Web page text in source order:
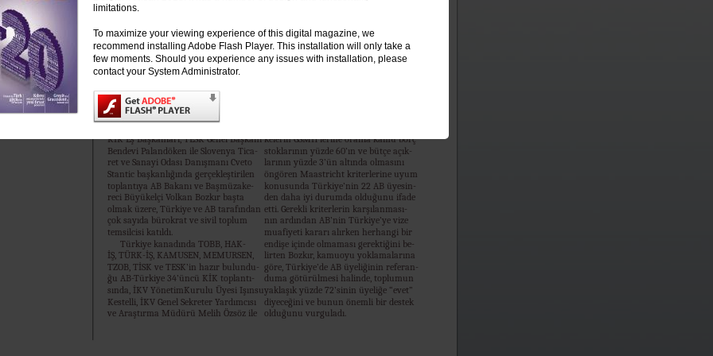
limitations.
To maximize your viewing experience of this digital magazine, we
recommend installing Adobe Flash Player. This installation will only take a
few moments. Should you experience any issues with installation, please
contact your System Administrator.
hatırlatan AB Bakanı ve Başmüzake-
reci Bozkır, bugün itibarıyla siyasi en-
gellerin kalkması halinde Türkiye’nin
kelerin GSMH’lerine oranla kamu borç
stoklarının yüzde 60’ın ve bütçe açık-
larının yüzde 3’ün altında olmasını
öngören Maastricht kriterlerine uyum
konusunda Türkiye’nin 22 AB üyesin-
den daha iyi durumda olduğunu ifade
etti. Gerekli kriterlerin karşılanması-
nın ardından AB’nin Türkiye’ye vize
muafiyeti kararı alırken herhangi bir
endişe içinde olmaması gerektiğini be-
lirten Bozkır, kamuoyu yoklamalarına
göre, Türkiye’de AB üyeliğinin referan-
duma götürülmesi halinde, toplumun
yaklaşık yüzde 72’sinin üyeliğe “evet”
diyeceğini ve bunun önemli bir destek
olduğunu vurguladı.
T
ürkiye-AB Karma İstişare Komi-
tesi’nin (KİK) 34’üncü toplantı-
sı, 8-9 Nisan 2015 tarihlerinde
KİK Eş Başkanları, TESK Genel Başkanı
Bendevi Palandöken ile Slovenya Tica-
ret ve Sanayi Odası Danışmanı Cveto
Stantic başkanlığında gerçekleştirilen
toplantıya AB Bakanı ve Başmüzake-
reci Büyükelçi Volkan Bozkır başta
olmak üzere, Türkiye ve AB tarafından
çok sayıda bürokrat ve sivil toplum
temsilcisi katıldı.
Türkiye kanadında TOBB, HAK-
İŞ, TÜRK-İŞ, KAMUSEN, MEMURSEN,
TZOB, TİSK ve TESK’in hazır bulundu-
ğu AB-Türkiye 34’üncü KİK toplantı-
sında, İKV YönetimKurulu Üyesi Işınsu
Kestelli, İKV Genel Sekreter Yardımcısı
ve Araştırma Müdürü Melih Özsöz ile